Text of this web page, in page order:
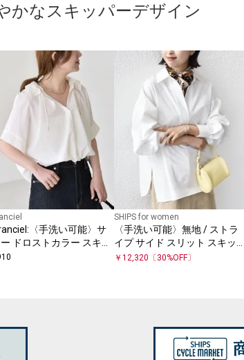
かなスキッパーデザイン
〈手洗い可能〉サ
ドロストカラー スキッ
シャツ ブラウス
SHIPS for women
〈手洗い可能〉無地 / ストラ
イプ サイド スリット スキッ
ー コットン シャツ 2
￥ 12,320 〔 30%OFF〕